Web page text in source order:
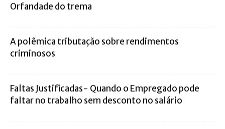
Orfandade do trema
A polêmica tributação sobre rendimentos
criminosos
Faltas Justificadas- Quando o Empregado pode
faltar no trabalho sem desconto no salário